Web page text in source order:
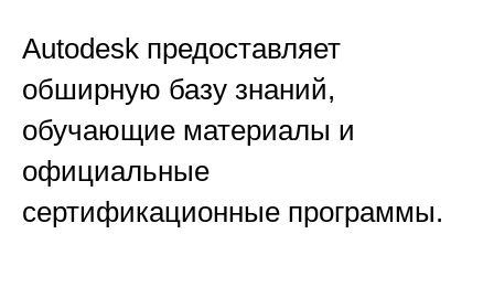
Autodesk предоставляет
обширную базу знаний,
обучающие материалы и
официальные
сертификационные программы.